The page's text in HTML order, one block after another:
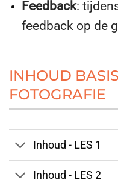
Feedback:
feedback op de
INHOUD
FOTOGRAFIE
Inhoud - LES 1
Inhoud - LES 2